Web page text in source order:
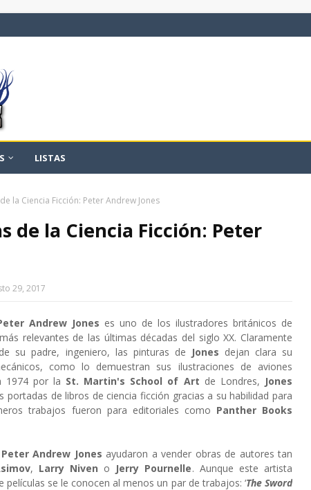
LISTAS
la Ciencia Ficción: Peter Andrew Jones
de la Ciencia Ficción: Peter
29, 2017
Andrew Jones es uno de los ilustradores británicos de
relevantes de las últimas décadas del siglo XX. Claramente
su padre, ingeniero, las pinturas de Jones dejan clara su
como lo demuestran sus ilustraciones de aviones
1974 por la St. Martin's School of Art de Londres, Jones
portadas de libros de ciencia ficción gracias a su habilidad para
trabajos fueron para editoriales como Panther Books
Peter Andrew Jones ayudaron a vender obras de autores tan
, Larry Niven o Jerry Pournelle. Aunque este artista
se le conocen al menos un par de trabajos: ‘The Sword